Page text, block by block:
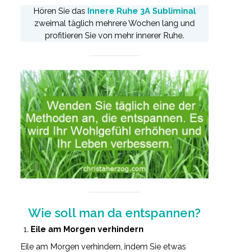
Hören Sie das Innere Ruhe 3A Subliminal
zweimal täglich mehrere Wochen lang und
profitieren Sie von mehr innerer Ruhe.
Wie soll man da entspannen?
Eile am Morgen verhindern
Eile am Morgen verhindern, indem Sie etwas